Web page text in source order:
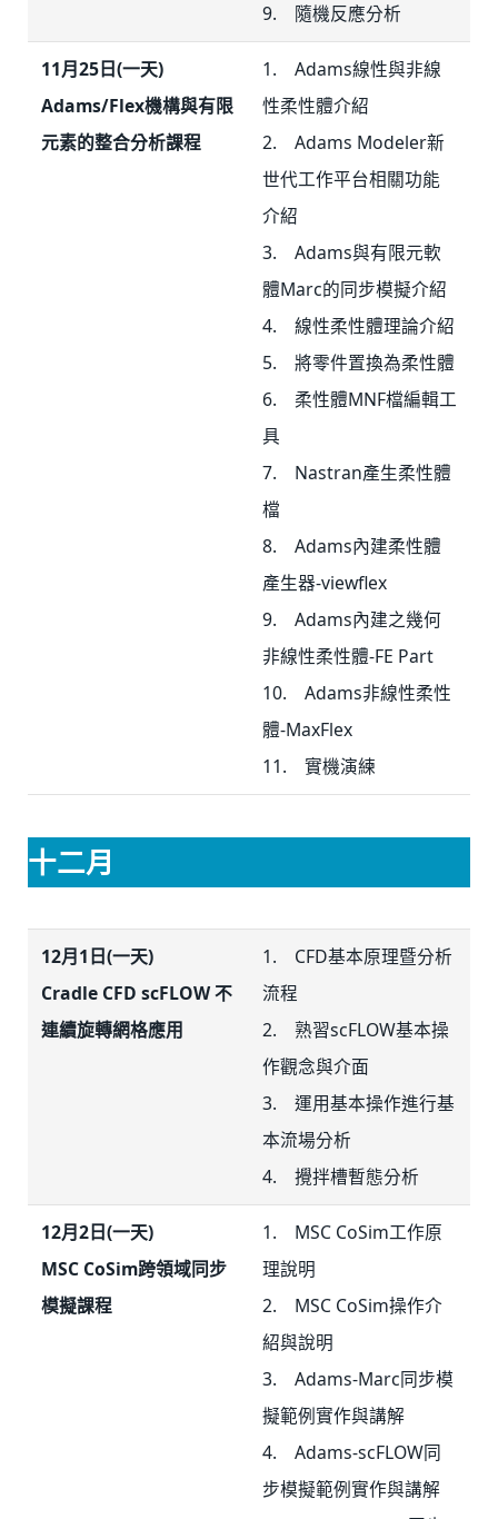
9. 隨機反應分析
11月25日(一天)
Adams/Flex機構與有限
元素的整合分析課程
1. Adams線性與非線
性柔性體介紹
2. Adams Modeler新
世代工作平台相關功能
介紹
3. Adams與有限元軟
體Marc的同步模擬介紹
4. 線性柔性體理論介紹
5. 將零件置換為柔性體
6. 柔性體MNF檔編輯工
具
7. Nastran產生柔性體
檔
8. Adams內建柔性體
產生器-viewflex
9. Adams內建之幾何
非線性柔性體-FE Part
10. Adams非線性柔性
體-MaxFlex
11. 實機演練
十二月
12月1日(一天)
Cradle CFD scFLOW 不
連續旋轉網格應用
1. CFD基本原理暨分析
流程
2. 熟習scFLOW基本操
作觀念與介面
3. 運用基本操作進行基
本流場分析
4. 攪拌槽暫態分析
12月2日(一天)
MSC CoSim跨領域同步
模擬課程
1. MSC CoSim工作原
理說明
2. MSC CoSim操作介
紹與說明
3. Adams-Marc同步模
擬範例實作與講解
4. Adams-scFLOW同
步模擬範例實作與講解